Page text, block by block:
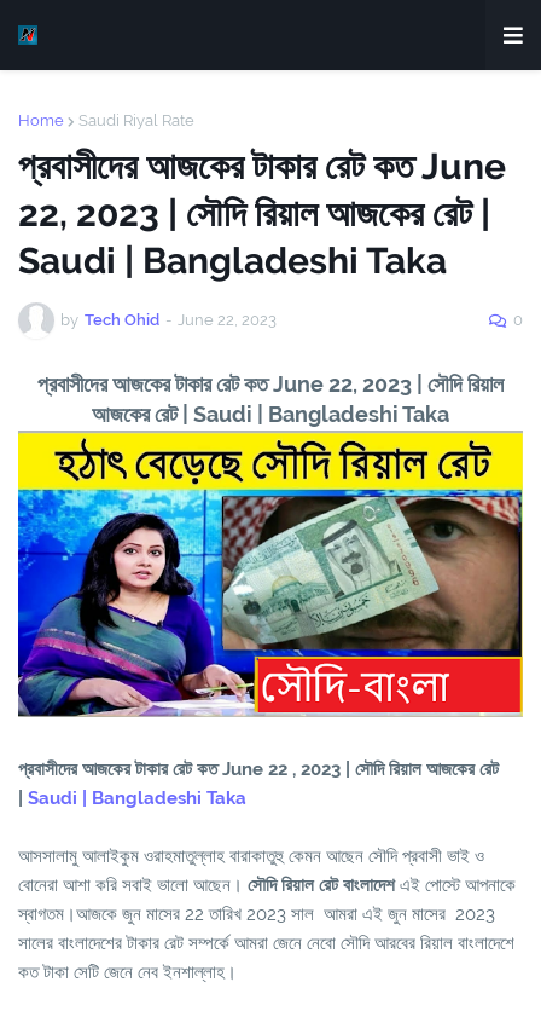
Home Saudi Riyal Rate
প্রবাসীদের আজকের টাকার রেট কত June
22, 2023 | সৌদি রিয়াল আজকের রেট |
Saudi | Bangladeshi Taka
by Tech Ohid - June 22, 2023 0
প্রবাসীদের আজকের টাকার রেট কত June 22, 2023 | সৌদি রিয়াল
আজকের রেট | Saudi | Bangladeshi Taka
প্রবাসীদের আজকের টাকার রেট কত June 22 , 2023 | সৌদি রিয়াল আজকের রেট
Saudi | Bangladeshi Taka
আসসালামু আলাইকুম ওরাহমাতুল্লাহ বারাকাতুহু কেমন আছেন সৌদি প্রবাসী ভাই ও
বোনেরা আশা করি সবাই ভালো আছেন। সৌদি রিয়াল রেট বাংলাদেশএই পোস্টে আপনাকে
স্বাগতম।আজকে জুন মাসের 22 তারিখ 2023 সাল আমরা এই জুন মাসের 2023
সালের বাংলাদেশের টাকার রেট সম্পর্কে আমরা জেনে নেবো সৌদি আরবের রিয়াল বাংলাদেশে
কত টাকা সেটি জেনে নেব ইনশাল্লাহ।